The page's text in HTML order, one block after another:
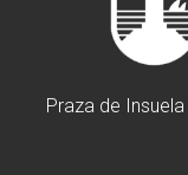
Praza de